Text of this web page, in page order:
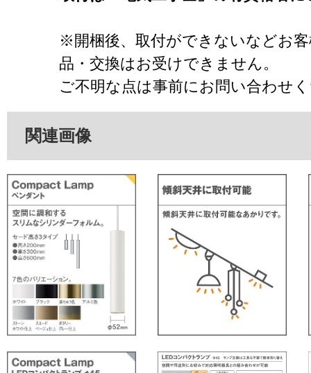
※開梱後、取付ができないなどお
品・交換はお受けできません。
ご不明な点は事前にお問い合わせ
関連画像